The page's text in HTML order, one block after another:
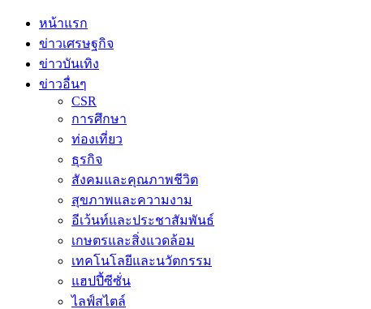
Skip
content
หน้าแรก
ข่าวเศรษฐกิจ
ข่าวบันเทิง
ข่าวอื่นๆ
CSR
การศึกษา
ท่องเที่ยว
ธุรกิจ
สังคมและคุณภาพชีวิต
สุขภาพและความงาม
อีเว้นท์และประชาสัมพันธ์
เกษตรและสิ่งแวดล้อม
เทคโนโลยีและนวัตกรรม
แฮปปี้ซีซั่น
ไลฟ์สไตล์